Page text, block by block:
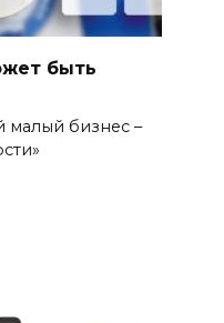
быть
малый бизнес –